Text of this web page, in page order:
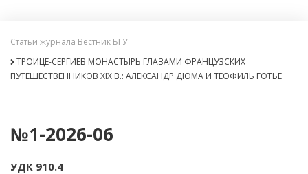
Статьи журнала Вестник БГУ
ТРОИЦЕ-СЕРГИЕВ МОНАСТЫРЬ ГЛАЗАМИ ФРАНЦУЗСКИХ
ПУТЕШЕСТВЕННИКОВ XIX В.: АЛЕКСАНДР ДЮМА И ТЕОФИЛЬ ГОТЬЕ
№1-2026-06
УДК 910.4